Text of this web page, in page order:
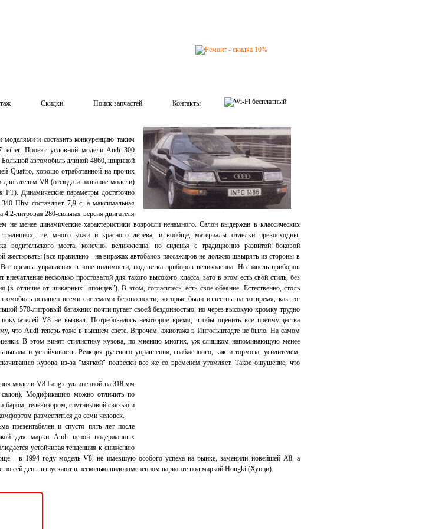
Скидки Поиск запчастей Контакты
и составить конкуренцию таким
reiher. Проект условной модели Audi 300
Большой автомобиль длиной 4860, шириной
Quattro, хорошо отработанной на прочих
V8 (отсюда и название модели)
Динамические параметры достаточно
Нћм составляет 7,9 с, а максимальная
литровая 280-сильная версия двигателя
не менее динамические характеристики возросли ненамного.Салон выдержан в классических
традициях, т.е. много кожи и красного дерева, и вообще, материалы отделки превосходны.
водительского места, конечно, великолепна, но сиденья с традиционно развитой боковой
жестковаты (все правильно - на виражах автобанов пассажиров не должно швырять из стороны в
органы управления в зоне видимости, подсветка приборов великолепна. Но панель приборов
впечатление несколько простоватой для такого высокого класса, зато в этом есть свой стиль, без
(в отличие от шикарных "японцев"). В этом, согласитесь, есть свое обаяние. Естественно, столь
оснащен всеми системами безопасности, которые были известны на то время, как то:
570-литровый багажник почти пугает своей бездонностью, но через высокую кромку трудно
V8 не вызвал. Потребовалось некоторое время, чтобы оценить все преимущества
что Audi теперь тоже в высшем свете. Впрочем, ажиотажа в Ингольштадте не было. На самом
В этом винят стилистику кузова, по мнению многих, уж слишком напоминающую менее
и устойчивость. Реакция рулевого управления, снабженного, как и тормоза, усилителем,
кузова из-за "мягкой" подвески все же со временем утомляет. Такое ощущение, что
модели V8 Lang с удлиненной на 318 мм
Модификацию можно отличить по
телевизором, спутниковой связью и
разместиться до семи человек.
и спустя пять лет после
для марки Audi ценой подержанных
устойчивая тенденция к снижению
- в 1994 году модель V8, не имевшую особого успеха на рынке, заменили новейшей А8, а
сей день выпускают в несколько видоизмененном варианте под маркой Hongki (Хунци).